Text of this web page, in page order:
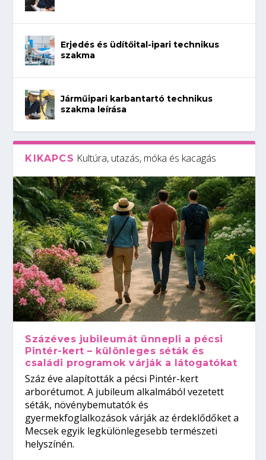
Erjedés és üdítőital-ipari technikus
szakma
Járműipari karbantartó technikus
szakma leírása
KIKAPCS Kultúra, utazás, móka és kacagás
Százéves jubileumát ünnepli a pécsi
Pintér-kert – különleges séták és
családi programok várják a látogatókat
Száz éve alapították a pécsi Pintér-kert
arborétumot. A jubileum alkalmából vezetett
séták, növénybemutatók és
gyermekfoglalkozások várják az érdeklődőket a
Mecsek egyik legkülönlegesebb természeti
helyszínén.